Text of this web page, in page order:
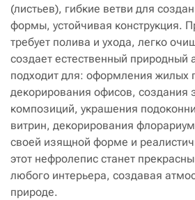
(листьев), гибкие ветви для
формы, устойчивая конструкция.
требует полива и ухода, легко
создает естественный природный
подходит для: оформления жилых
декорирования офисов, создания
композиций, украшения
витрин, декорирования
своей изящной форме и
этот нефролепис станет
любого интерьера, создавая
природе.